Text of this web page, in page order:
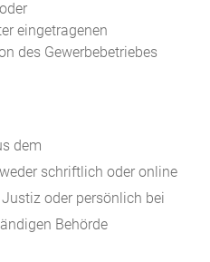
eingetragenen
des Gewerbebetriebes
dem
schriftlich oder online
oder persönlich bei
Behörde